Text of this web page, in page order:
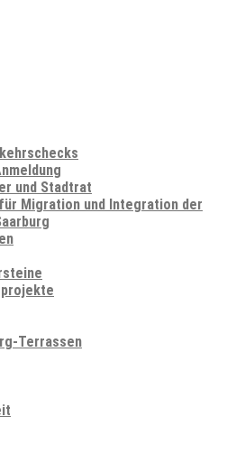
und Stadtrat
Migration und Integration der
Terrassen